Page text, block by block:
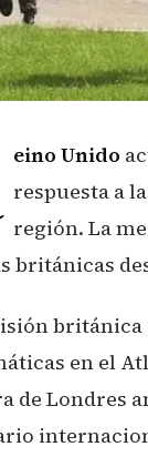
eino Unido
respuesta a
región. La
británicas
británica
en el
de Londres